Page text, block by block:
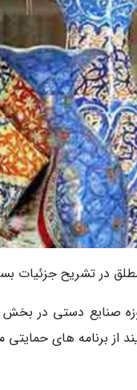
در تشریح جزئیات
صنایع دستی در
از برنامه های